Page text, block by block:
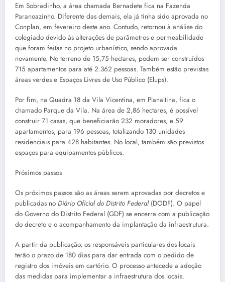
Em Sobradinho, a área chamada Bernadete fica na Fazenda
Paranoazinho. Diferente das demais, ela já tinha sido aprovada no
Conplan, em fevereiro deste ano. Contudo, retornou à análise do
colegiado devido às alterações de parâmetros e permeabilidade
que foram feitas no projeto urbanístico, sendo aprovada
novamente. No terreno de 15,75 hectares, podem ser construídos
715 apartamentos para até 2.362 pessoas. Também estão previstas
áreas verdes e Espaços Livres de Uso Público (Elups).
Por fim, na Quadra 18 da Vila Vicentina, em Planaltina, fica o
chamado Parque da Vila. Na área de 2,86 hectares, é possível
construir 71 casas, que beneficiarão 232 moradores, e 59
apartamentos, para 196 pessoas, totalizando 130 unidades
residenciais para 428 habitantes. No local, também são previstos
espaços para equipamentos públicos.
Próximos passos
Os próximos passos são as áreas serem aprovadas por decretos e
publicadas no Diário Oficial do Distrito Federal(DODF). O papel
do Governo do Distrito Federal (GDF) se encerra com a publicação
do decreto e o acompanhamento da implantação da infraestrutura.
A partir da publicação, os responsáveis particulares dos locais
terão o prazo de 180 dias para dar entrada com o pedido de
registro dos imóveis em cartório. O processo antecede a adoção
das medidas para implementar a infraestrutura dos locais.